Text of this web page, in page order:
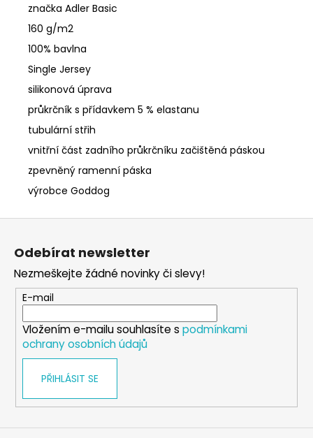
značka Adler Basic
160 g/m2
100% bavlna
Single Jersey
silikonová úprava
průkrčník s přídavkem 5 % elastanu
tubulární střih
vnitřní část zadního průkrčníku začištěná páskou
zpevněný ramenní páska
výrobce Goddog
Z
Odebírat newsletter
Nezmeškejte žádné novinky či slevy!
E-mail
Vložením e-mailu souhlasíte s podmínkami
ochrany osobních údajů
PŘIHLÁSIT SE